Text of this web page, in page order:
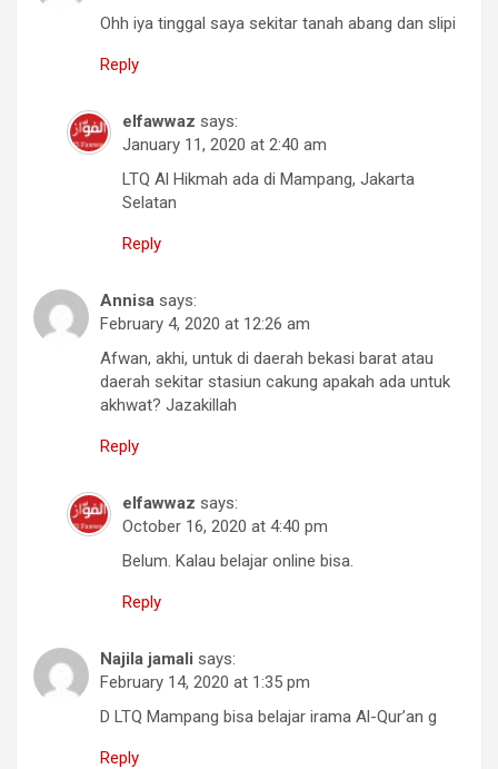
Ohh iya tinggal saya sekitar tanah abang dan slipi
Reply
elfawwaz says:
January 11, 2020 at 2:40 am
LTQ Al Hikmah ada di Mampang, Jakarta
Selatan
Reply
Annisa says:
February 4, 2020 at 12:26 am
Afwan, akhi, untuk di daerah bekasi barat atau
daerah sekitar stasiun cakung apakah ada untuk
akhwat? Jazakillah
Reply
elfawwaz says:
October 16, 2020 at 4:40 pm
Belum. Kalau belajar online bisa.
Reply
Najila jamali says:
February 14, 2020 at 1:35 pm
D LTQ Mampang bisa belajar irama Al-Qur’an g
Reply